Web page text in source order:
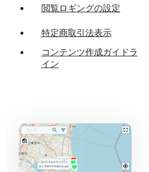
閲覧ロギングの設定
特定商取引法表示
コンテンツ作成ガイドラ
イン